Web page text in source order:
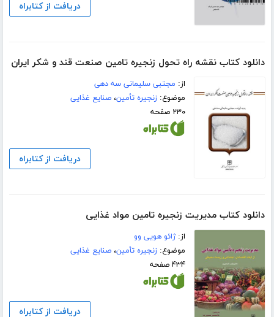
دریافت از کتابراه
دانلود کتاب نقشه راه تحول زنجیره تامین صنعت قند و شکر ایران
از: مجتبی سلیمانی سه دهی
موضوع:زنجیره تأمین،صنایع غذایی
۲۳۰ صفحه
دریافت از کتابراه
دانلود کتاب مدیریت زنجیره تامین مواد غذایی
از:ژائو هویی وو
موضوع:زنجیره تأمین،صنایع غذایی
۴۳۴ صفحه
دریافت از کتابراه